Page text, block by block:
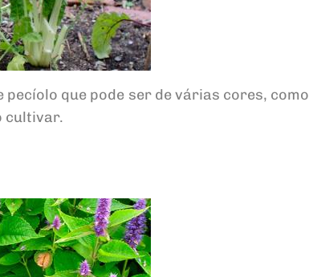
que pode ser de várias cores, como
cultivar.